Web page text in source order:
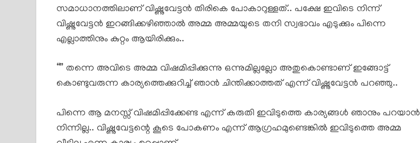
സമാധാനത്തിലാണ് വിഷ്ണുവേട്ടൻ തിരികെ പോകാറുള്ളത്.. പക്ഷേ ഇവിടെ നിന്ന്
വിഷ്ണുവേട്ടൻ ഇറങ്ങിക്കഴിഞ്ഞാൽ അമ്മ അമ്മയുടെ തനി സ്വഭാവം എടുക്കും പിന്നെ
എല്ലാത്തിനും കുറ്റം ആയിരിക്കും..
“” തന്നെ അവിടെ അമ്മ വിഷമിപ്പിക്കുന്നു ഒന്നുമില്ലല്ലോ അതുകൊണ്ടാണ് ഇങ്ങോട്ട്
കൊണ്ടുവരുന്ന കാര്യത്തെക്കുറിച്ച് ഞാൻ ചിന്തിക്കാത്തത് എന്ന് വിഷ്ണുവേട്ടൻ പറഞ്ഞു..
പിന്നെ ആ മനസ്സ് വിഷമിപ്പിക്കേണ്ട എന്ന് കരുതി ഇവിടുത്തെ കാര്യങ്ങൾ ഞാനും പറയാൻ
നിന്നില്ല.. വിഷ്ണുവേട്ടന്റെ കൂടെ പോകണം എന്ന് ആഗ്രഹമുണ്ടെങ്കിൽ ഇവിടുത്തെ അമ്മ